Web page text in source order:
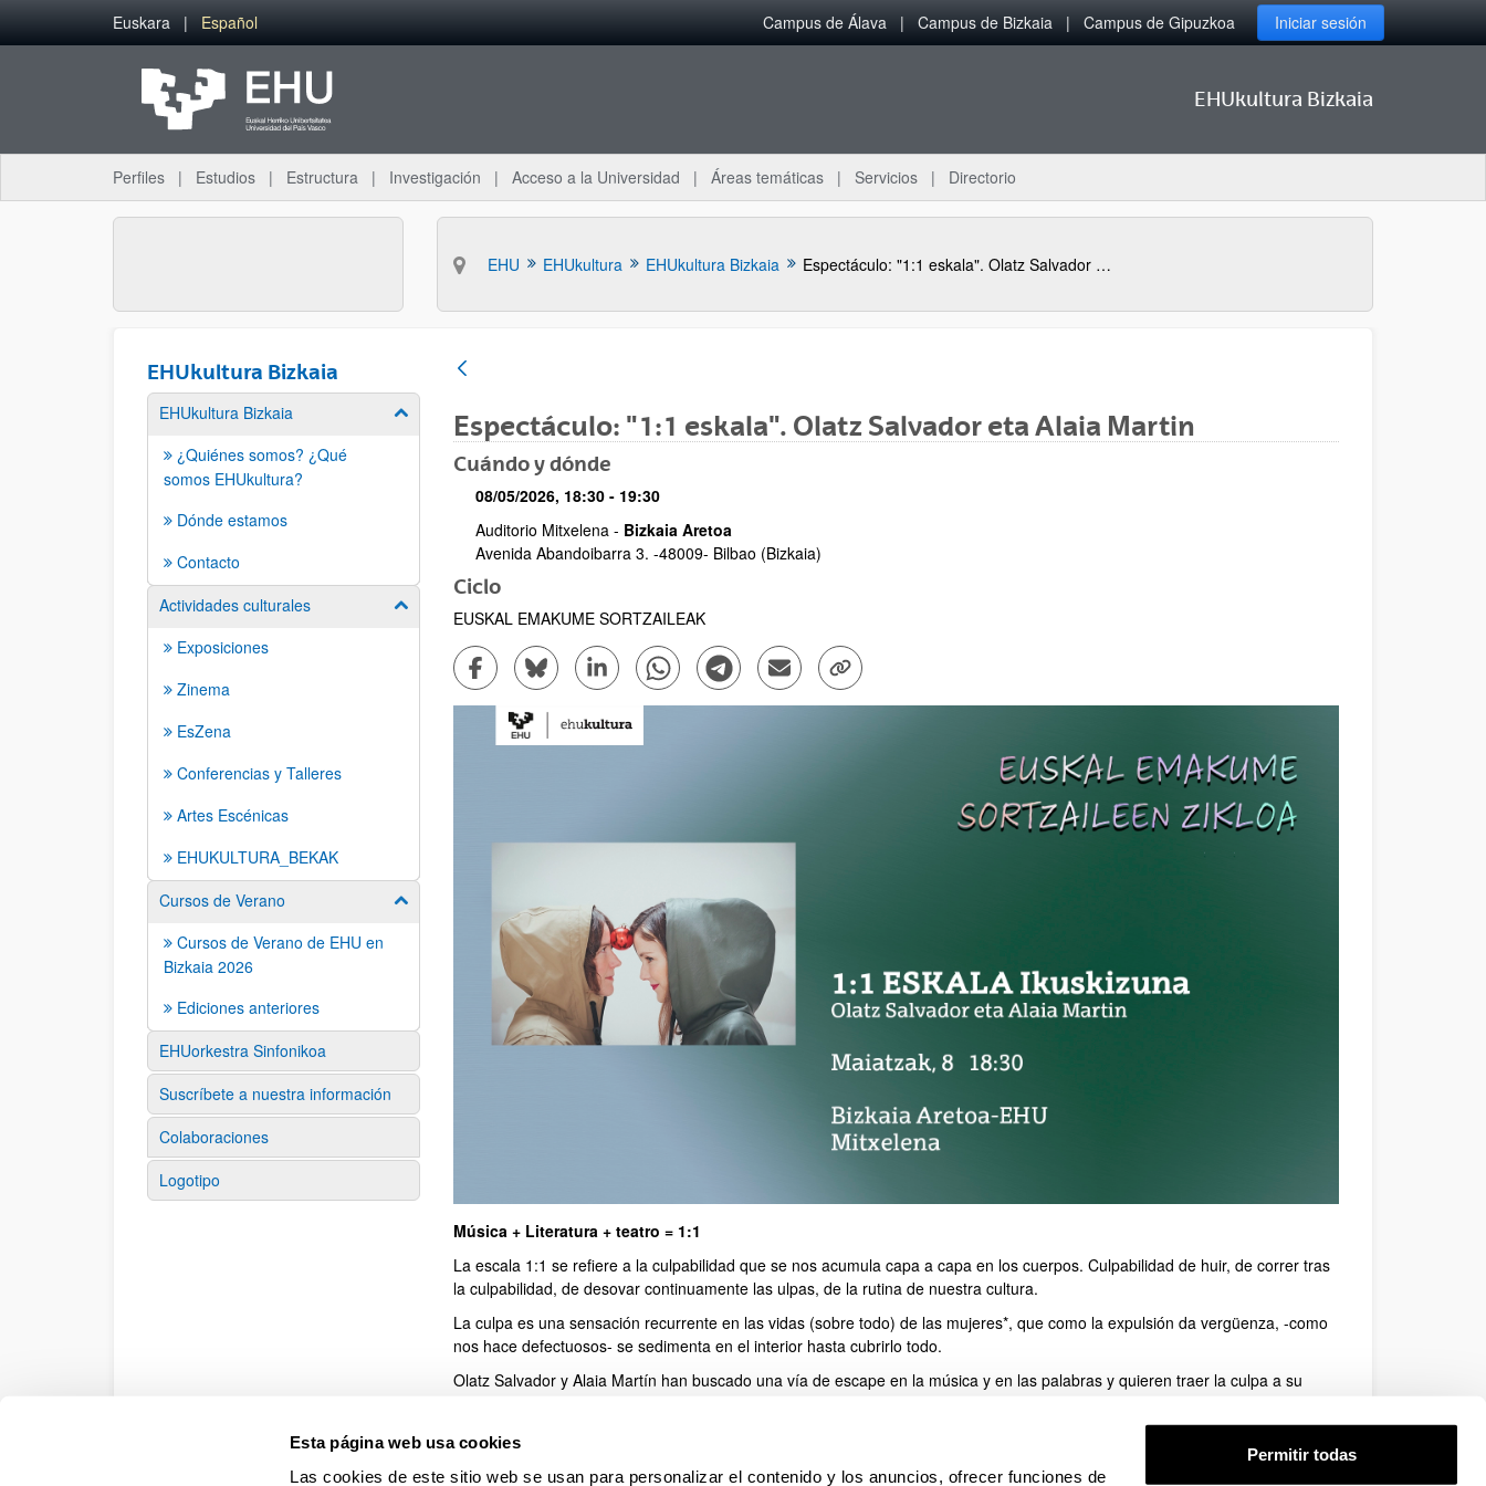
Esta página web usa cookies
Las cookies de este sitio web se usan para personalizar el contenido y los anuncios, ofrecer funciones de
Permitir todas
Saltar al contenido principal
Euskara Español Campus de Álava Campus de Bizkaia Campus de Gipuzkoa Iniciar sesión
EHUkultura Bizkaia
Perfiles Estudios Estructura Investigación Acceso a la Universidad Áreas temáticas Servicios Directorio
EHU EHUkultura EHUkultura Bizkaia Espectáculo: "1:1 eskala". Olatz Salvador eta Alaia Martin
EHUkultura Bizkaia
EHUkultura Bizkaia Mostrar/ocultar subpáginas
¿Quiénes somos? ¿Qué
somos EHUkultura?
Dónde estamos
Contacto
Actividades culturales
Mostrar/ocultar subpáginas
Exposiciones
Zinema
EsZena
Conferencias y Talleres
Artes Escénicas
EHUKULTURA_BEKAK
Cursos de Verano
Mostrar/ocultar subpáginas
Cursos de Verano de EHU en
Bizkaia 2026
Ediciones anteriores
EHUorkestra Sinfonikoa
Suscríbete a nuestra información
Colaboraciones
Logotipo
Espectáculo: "1:1 eskala". Olatz Salvador eta Alaia Martin
Cuándo y dónde
08/05/2026, 18:30 - 19:30
Auditorio Mitxelena - Bizkaia Aretoa
Avenida Abandoibarra 3. -48009- Bilbao (Bizkaia)
Ciclo
EUSKAL EMAKUME SORTZAILEAK
Compartir en Facebook - (Abre una nueva ventana)
Compartir en Bluesky - (Abre una nueva ventana)
Compartir en Linkedin - (Abre una nueva ventana)
Compartir en Whatsapp - (Abre una nueva ventana)
Compartir en Telegram - (Abre una nueva ventana)
Enviar por correo electrónico - (Abre una nueva ventana)
Copiar enlace - (Abre una nueva ventana)
Descripción
Música + Literatura + teatro = 1:1
La escala 1:1 se refiere a la culpabilidad que se nos acumula capa a capa en los cuerpos. Culpabilidad de huir, de correr tras
la culpabilidad, de desovar continuamente las ulpas, de la rutina de nuestra cultura.
La culpa es una sensación recurrente en las vidas (sobre todo) de las mujeres*, que como la expulsión da vergüenza, -como
nos hace defectuosos- se sedimenta en el interior hasta cubrirlo todo.
Olatz Salvador y Alaia Martín han buscado una vía de escape en la música y en las palabras y quieren traer la culpa a su